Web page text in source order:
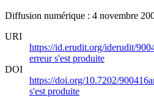
Diffusion numérique : 4 novembre
URI
https://id.erudit.org/iderudit/
erreur s'est produite
DOI
https://doi.org/10.7202/
s'est produite